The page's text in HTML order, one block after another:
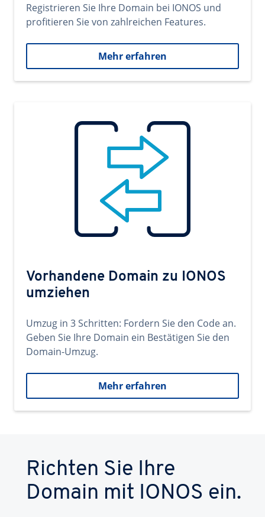
Registrieren Sie Ihre Domain bei IONOS und
profitieren Sie von zahlreichen Features.
Mehr erfahren
Vorhandene Domain zu IONOS
umziehen
Umzug in 3 Schritten: Fordern Sie den Code an.
Geben Sie Ihre Domain ein Bestätigen Sie den
Domain-Umzug.
Mehr erfahren
Richten Sie Ihre
Domain mit IONOS ein.